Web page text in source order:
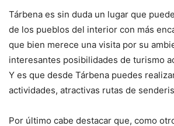
Tárbena es sin duda un lugar que
de los pueblos del interior con más
que bien merece una visita por su
interesantes posibilidades de turismo
Y es que desde Tárbena puedes
actividades, atractivas rutas de
Por último cabe destacar que, como